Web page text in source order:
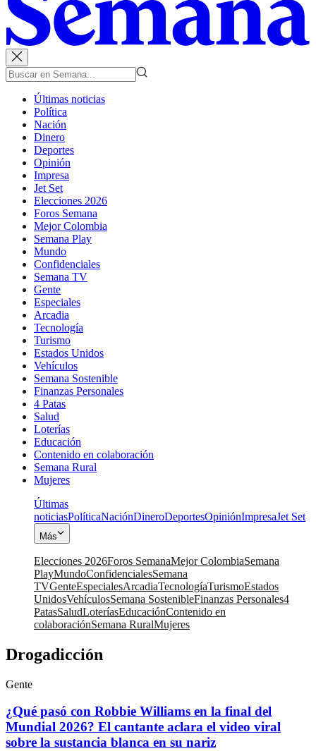
Últimas noticias
Política
Nación
Dinero
Deportes
Opinión
Impresa
Jet Set
Elecciones 2026
Foros Semana
Mejor Colombia
Semana Play
Mundo
Confidenciales
Semana TV
Gente
Especiales
Arcadia
Tecnología
Turismo
Estados Unidos
Vehículos
Semana Sostenible
Finanzas Personales
4 Patas
Salud
Loterías
Educación
Contenido en colaboración
Semana Rural
Mujeres
Últimas
noticiasPolíticaNaciónDineroDeportesOpiniónImpresaJet Set
Más
Elecciones 2026Foros SemanaMejor ColombiaSemana
PlayMundoConfidencialesSemana
TVGenteEspecialesArcadiaTecnologíaTurismoEstados
UnidosVehículosSemana SostenibleFinanzas Personales4
PatasSaludLoteríasEducaciónContenido en
colaboraciónSemana RuralMujeres
Drogadicción
Gente
¿Qué pasó con Robbie Williams en la final del
Mundial 2026? El cantante aclara el video viral
sobre la sustancia blanca en su nariz